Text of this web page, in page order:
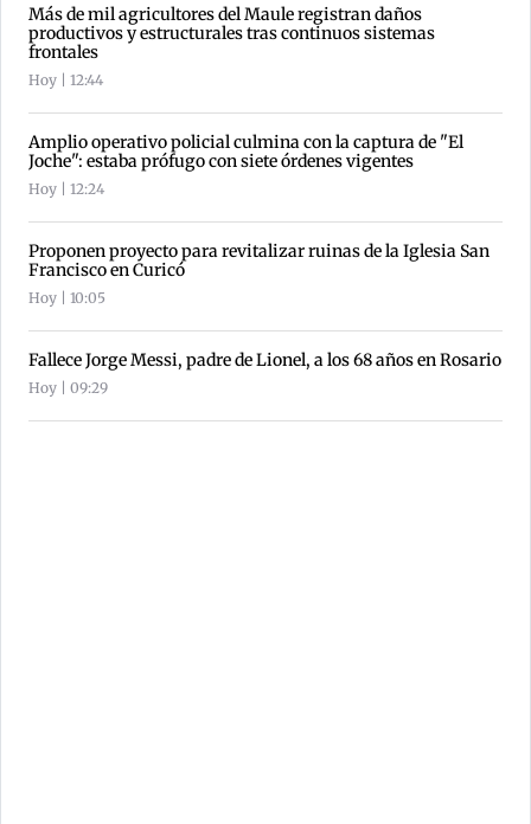
Más de mil agricultores del Maule registran daños
productivos y estructurales tras continuos sistemas
frontales
Hoy | 12:44
Amplio operativo policial culmina con la captura de "El
Joche": estaba prófugo con siete órdenes vigentes
Hoy | 12:24
Proponen proyecto para revitalizar ruinas de la Iglesia San
Francisco en Curicó
Hoy | 10:05
Fallece Jorge Messi, padre de Lionel, a los 68 años en Rosario
Hoy | 09:29